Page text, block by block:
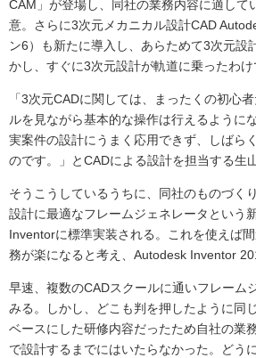
CAM」が登場し、同社の業務内容に適して
意。さらに3次元メカニカル設計CAD
ン6）も新たに導入し、あらためて3次元設
かし、すぐに3次元設計が軌道に乗ったわけ
「3次元CADに関しては、まったくの初心
ルを見ながら基本的な操作は行えるように
実案件の設計にうまく応用できず、しばら
のです。」とCADによる設計を担当する生
そうこうしているうちに、同社のものづく
設計に最適なフレームジェネレータという
Inventorに標準実装される。これを使えば
務が楽になると考え、Autodesk Inventor
早速、複数のCADスクールに通いフレーム
みる。しかし、どこも判を押したように同
ベースにした研修内容だったため自社の業
で設計するまでにはいたらなかった。どう